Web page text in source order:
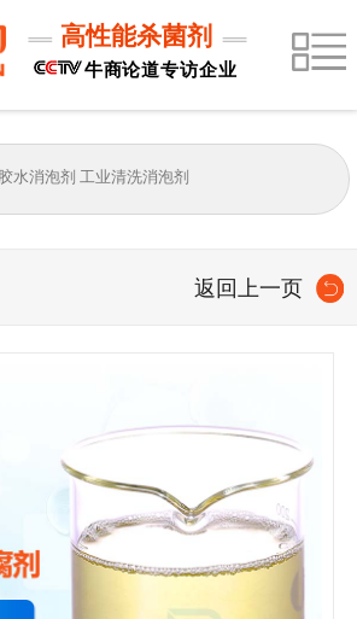
高性能杀菌剂
牛商论道专访企业
返回上一页